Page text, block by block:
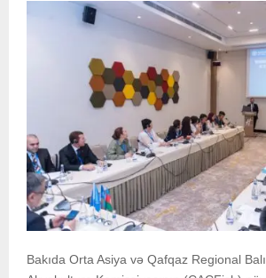
Bakıda Orta Asiya və Qafqaz Regional